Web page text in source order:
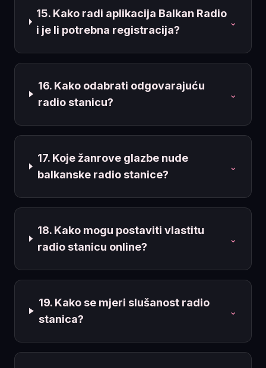
15. Kako radi aplikacija Balkan Radio
i je li potrebna registracija?
⌄
16. Kako odabrati odgovarajuću
radio stanicu?
⌄
17. Koje žanrove glazbe nude
balkanske radio stanice?
⌄
18. Kako mogu postaviti vlastitu
radio stanicu online?
⌄
19. Kako se mjeri slušanost radio
stanica?
⌄